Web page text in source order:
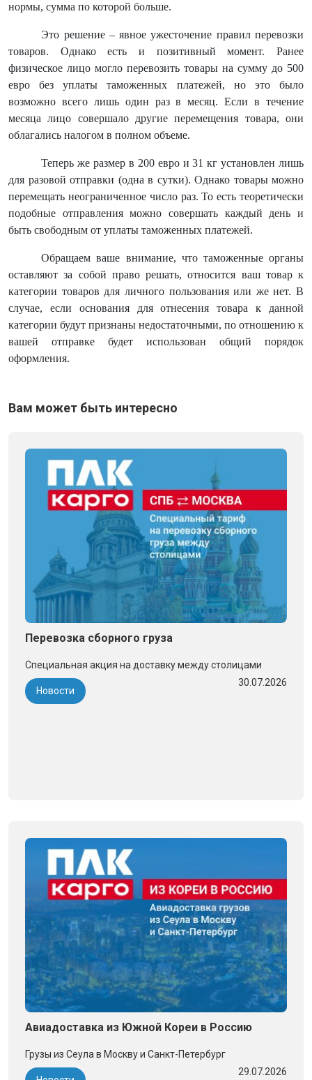
нормы, сумма по которой больше.
Это решение – явное ужесточение правил перевозки
товаров. Однако есть и позитивный момент. Ранее
физическое лицо могло перевозить товары на сумму до 500
евро без уплаты таможенных платежей, но это было
возможно всего лишь один раз в месяц. Если в течение
месяца лицо совершало другие перемещения товара, они
облагались налогом в полном объеме.
Теперь же размер в 200 евро и 31 кг установлен лишь
для разовой отправки (одна в сутки). Однако товары можно
перемещать неограниченное число раз. То есть теоретически
подобные отправления можно совершать каждый день и
быть свободным от уплаты таможенных платежей.
Обращаем ваше внимание, что таможенные органы
оставляют за собой право решать, относится ваш товар к
категории товаров для личного пользования или же нет. В
случае, если основания для отнесения товара к данной
категории будут признаны недостаточными, по отношению к
вашей отправке будет использован общий порядок
оформления.
Вам может быть интересно
Перевозка сборного груза
Специальная акция на доставку между столицами
Новости
30.07.2026
Авиадоставка из Южной Кореи в Россию
Грузы из Сеула в Москву и Санкт-Петербург
29.07.2026